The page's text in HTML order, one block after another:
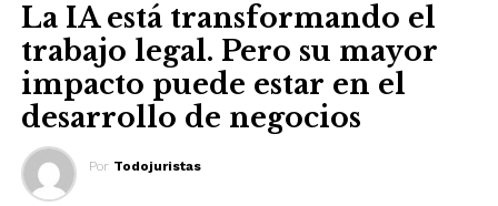
La IA está transformando el
trabajo legal. Pero su mayor
impacto puede estar en el
desarrollo de negocios
Por Todojuristas